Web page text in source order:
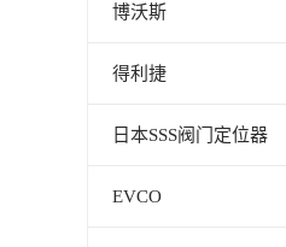
博沃斯
得利捷
日本SSS阀门定位器
EVCO